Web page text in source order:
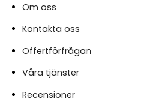
Om oss
Kontakta oss
Offertförfrågan
Våra tjänster
Recensioner